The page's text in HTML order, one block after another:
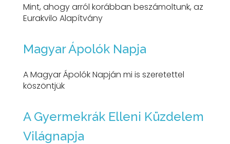
Mint, ahogy arról korábban beszámoltunk, az
Eurakvilo Alapítvány
Magyar Ápolók Napja
A Magyar Ápolók Napján mi is szeretettel
köszöntjük
A Gyermekrák Elleni Küzdelem
Világnapja